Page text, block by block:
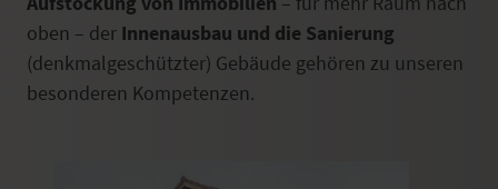
oben – der Innenausbau und die Sanierung
(denkmalgeschützter) Gebäude gehören zu unseren
besonderen Kompetenzen.